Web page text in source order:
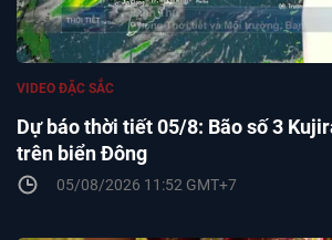
Dự báo thời tiết 05/8: Bão số 3
trên biển Đông
VIDEO ĐẶC SẮC
05/08/2026 11:52 GMT+7